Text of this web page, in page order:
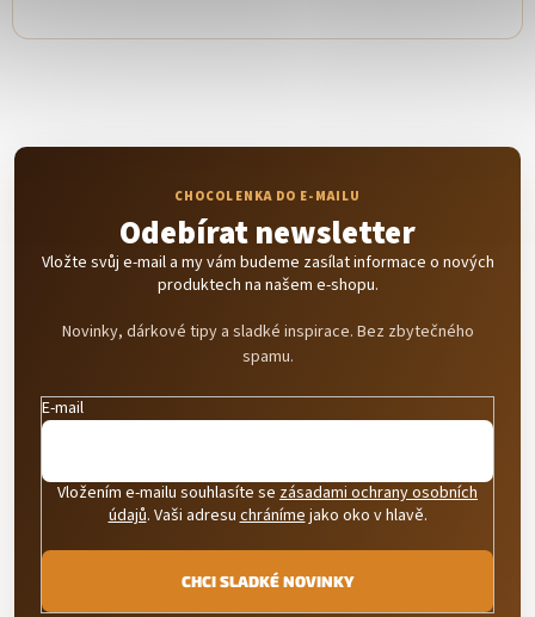
Odebírat newsletter
Vložte svůj e-mail a my vám budeme zasílat informace o nových
produktech na našem e-shopu.
Novinky, dárkové tipy a sladké inspirace. Bez zbytečného
spamu.
E-mail
Vložením e-mailu souhlasíte se zásadami ochrany osobních
údajů. Vaši adresuchránímejako oko v hlavě.
CHCI SLADKÉ NOVINKY